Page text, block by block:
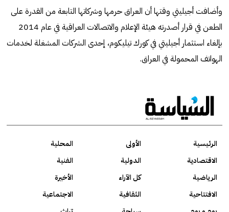
وأضافت أجيليتي وقتها أن العراق حرمها وشركاتها التابعة من القدرة على
الطعن في قرار أصدرته هيئة الإعلام والاتصالات العراقية في عام 2014
بإلغاء استثمار أجيليتي في كورك تيليكوم، إحدى الشركات المشغلة لخدمات
الهواتف المحمولة في العراق.
الرئيسية الأولى
المحلية
الاقتصادية
الدولية
الفنية
الرياضية
كل الآراء
الأخيرة
الافتتاحية
الثقافية
الاجتماعية